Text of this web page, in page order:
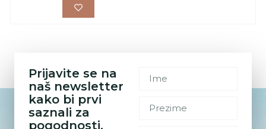
Prijavite se na
naš newsletter
kako bi prvi
saznali za
pogodnosti.